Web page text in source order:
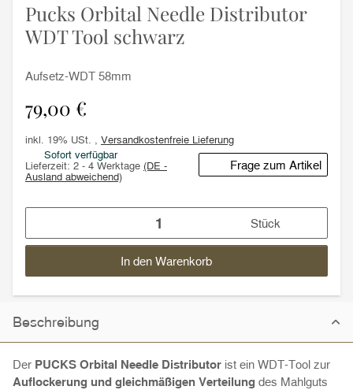
Pucks Orbital Needle Distributor
WDT Tool schwarz
Aufsetz-WDT 58mm
79,00 €
inkl. 19% USt. , Versandkostenfreie Lieferung
Sofort verfügbar
Lieferzeit: 2 - 4 Werktage (DE -
Ausland abweichend)
Frage zum Artikel
Stück
In den Warenkorb
Beschreibung
Der PUCKS Orbital Needle Distributor ist ein WDT-Tool zur
Auflockerung und gleichmäßigen Verteilung des Mahlguts